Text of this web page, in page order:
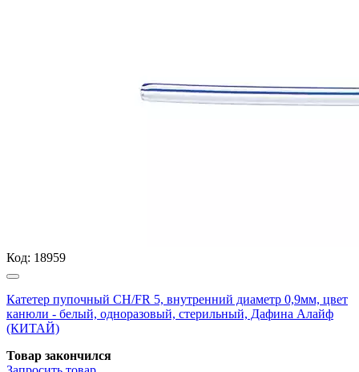
Код: 18959
Катетер пупочный СН/FR 5, внутренний диаметр 0,9мм, цвет
канюли - белый, одноразовый, стерильный, Дафина Алайф
(КИТАЙ)
Товар закончился